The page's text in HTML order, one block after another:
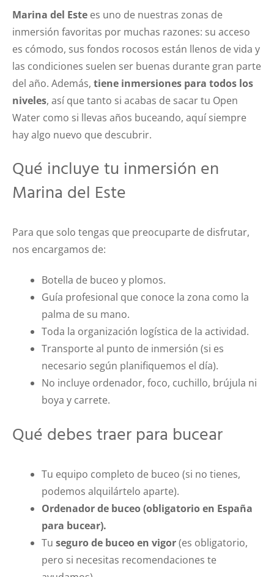
Marina del Este es uno de nuestras zonas de
inmersión favoritas por muchas razones: su acceso
es cómodo, sus fondos rocosos están llenos de vida y
las condiciones suelen ser buenas durante gran parte
del año. Además, tiene inmersiones para todos los
niveles, así que tanto si acabas de sacar tu Open
Water como si llevas años buceando, aquí siempre
hay algo nuevo que descubrir.
Qué incluye tu inmersión en
Marina del Este
Para que solo tengas que preocuparte de disfrutar,
nos encargamos de:
Botella de buceo y plomos.
Guía profesional que conoce la zona como la
palma de su mano.
Toda la organización logística de la actividad.
Transporte al punto de inmersión (si es
necesario según planifiquemos el día).
No incluye ordenador, foco, cuchillo, brújula ni
boya y carrete.
Qué debes traer para bucear
Tu equipo completo de buceo (si no tienes,
podemos alquilártelo aparte).
Ordenador de buceo (obligatorio en España
para bucear).
Tu seguro de buceo en vigor(es obligatorio,
pero si necesitas recomendaciones te